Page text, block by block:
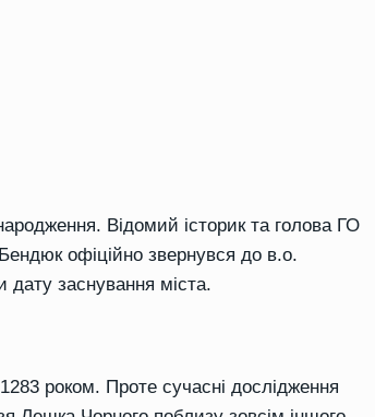
Відомий історик та голова ГО
офіційно звернувся до в.о.
дату заснування міста.
роком. Проте сучасні дослідження